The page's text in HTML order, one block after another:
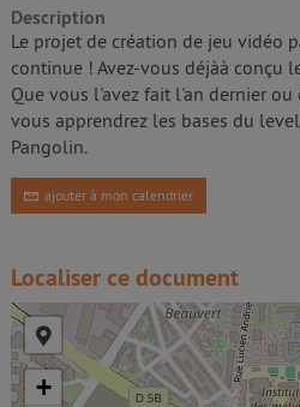
Description
Le projet de création de jeu vidéo
continue ! Avez-vous déjàà conçu
Que vous l'avez fait l'an dernier ou
vous apprendrez les bases du
Pangolin.
ajouter à mon calendrier
Localiser ce document
+